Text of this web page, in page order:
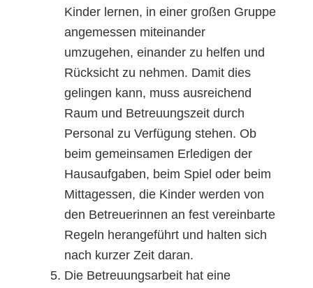
Kinder lernen, in einer großen Gruppe
angemessen miteinander
umzugehen, einander zu helfen und
Rücksicht zu nehmen. Damit dies
gelingen kann, muss ausreichend
Raum und Betreuungszeit durch
Personal zu Verfügung stehen. Ob
beim gemeinsamen Erledigen der
Hausaufgaben, beim Spiel oder beim
Mittagessen, die Kinder werden von
den Betreuerinnen an fest vereinbarte
Regeln herangeführt und halten sich
nach kurzer Zeit daran.
Die Betreuungsarbeit hat eine